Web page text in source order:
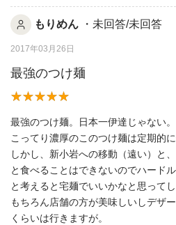
もりめん ・未回答/未回答
2017年03月26日
最強のつけ麺
最強のつけ麺。日本一伊達じゃない。
こってり濃厚のこのつけ麺は定期的
しかし、新小岩への移動（遠い）と
と食べることはできないのでハードル
と考えると宅麺でいいかなと思って
もちろん店舗の方が美味しいしデザ
くらいは行きますが。